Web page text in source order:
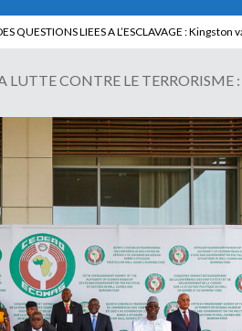
BENINOIS : Quand Patrice quitte le pouvoir
LUTTE CONTRE LE TERRORISME :